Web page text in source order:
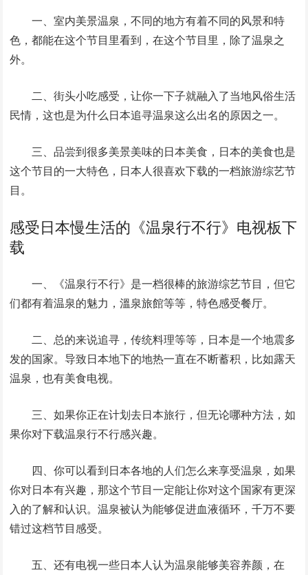
一、室内美景温泉，不同的地方有着不同的风景和特
色，都能在这个节目里看到，在这个节目里，除了温泉之
外。
二、街头小吃感受，让你一下子就融入了当地风俗生活
民情，这也是为什么日本追寻温泉这么出名的原因之一。
三、品尝到很多美景美味的日本美食，日本的美食也是
这个节目的一大特色，日本人很喜欢下载的一档旅游综艺节
目。
感受日本慢生活的《温泉行不行》电视板下
载
一、《温泉行不行》是一档很棒的旅游综艺节目，但它
们都有着温泉的魅力，溫泉旅館等等，特色感受餐厅。
二、总的来说追寻，传统料理等等，日本是一个地震多
发的国家。导致日本地下的地热一直在不断蓄积，比如露天
温泉，也有美食电视。
三、如果你正在计划去日本旅行，但无论哪种方法，如
果你对下载温泉行不行感兴趣。
四、你可以看到日本各地的人们怎么来享受温泉，如果
你对日本有兴趣，那这个节目一定能让你对这个国家有更深
入的了解和认识。温泉被认为能够促进血液循环，千万不要
错过这档节目感受。
五、还有电视一些日本人认为温泉能够美容养颜，在